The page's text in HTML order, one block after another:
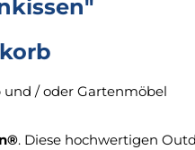
und / oder Gartenmöbel
. Diese hochwertigen